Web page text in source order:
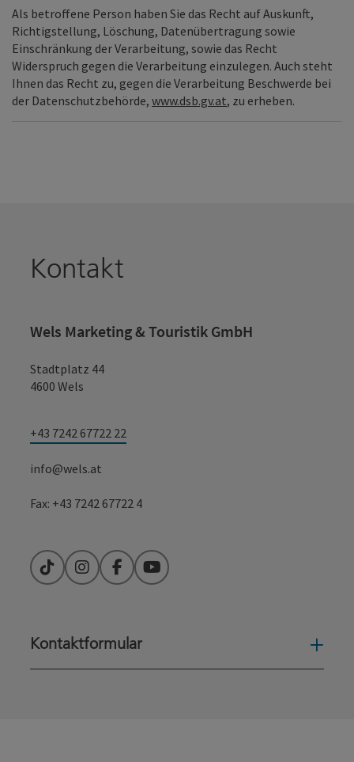
Als betroffene Person haben Sie das Recht auf Auskunft,
Richtigstellung, Löschung, Datenübertragung sowie
Einschränkung der Verarbeitung, sowie das Recht
Widerspruch gegen die Verarbeitung einzulegen. Auch steht
Ihnen das Recht zu, gegen die Verarbeitung Beschwerde bei
der Datenschutzbehörde, www.dsb.gv.at, zu erheben.
Kontakt
Wels Marketing & Touristik GmbH
Stadtplatz 44
4600 Wels
+43 7242 67722 22
info@wels.at
Fax: +43 7242 67722 4
TikTokInstagramFacebookYouTube
Kontaktformular